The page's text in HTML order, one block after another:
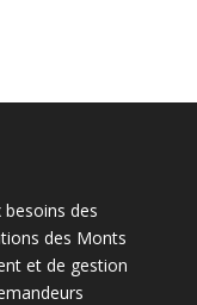
des
des Monts
et de gestion